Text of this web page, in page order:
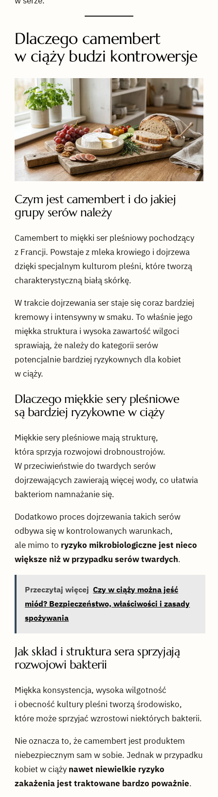
Dlaczego camembert
w ciąży budzi kontrowersje
Czym jest camembert i do jakiej
grupy serów należy
Camembert to miękki ser pleśniowy pochodzący
z Francji. Powstaje z mleka krowiego i dojrzewa
dzięki specjalnym kulturom pleśni, które tworzą
charakterystyczną białą skórkę.
W trakcie dojrzewania ser staje się coraz bardziej
kremowy i intensywny w smaku. To właśnie jego
miękka struktura i wysoka zawartość wilgoci
sprawiają, że należy do kategorii serów
potencjalnie bardziej ryzykownych dla kobiet
w ciąży.
Dlaczego miękkie sery pleśniowe
są bardziej ryzykowne w ciąży
Miękkie sery pleśniowe mają strukturę,
która sprzyja rozwojowi drobnoustrojów.
W przeciwieństwie do twardych serów
dojrzewających zawierają więcej wody, co ułatwia
bakteriom namnażanie się.
Dodatkowo proces dojrzewania takich serów
odbywa się w kontrolowanych warunkach,
ale mimo to ryzyko mikrobiologiczne jest nieco
większe niż w przypadku serów twardych.
Przeczytaj więcej Czy w ciąży można jeść
miód? Bezpieczeństwo, właściwości i zasady
spożywania
Jak skład i struktura sera sprzyjają
rozwojowi bakterii
Miękka konsystencja, wysoka wilgotność
i obecność kultury pleśni tworzą środowisko,
które może sprzyjać wzrostowi niektórych bakterii.
Nie oznacza to, że camembert jest produktem
niebezpiecznym sam w sobie. Jednak w przypadku
kobiet w ciąży nawet niewielkie ryzyko
zakażenia jest traktowane bardzo poważnie.